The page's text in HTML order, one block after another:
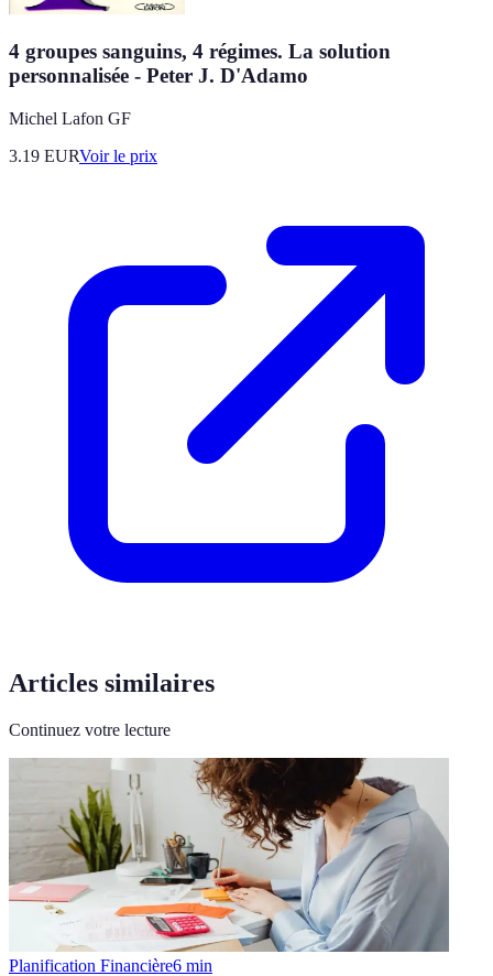
4 groupes sanguins, 4 régimes. La solution
personnalisée - Peter J. D'Adamo
Michel Lafon GF
3.19 EURVoir le prix
Articles similaires
Continuez votre lecture
Planification Financière6 min